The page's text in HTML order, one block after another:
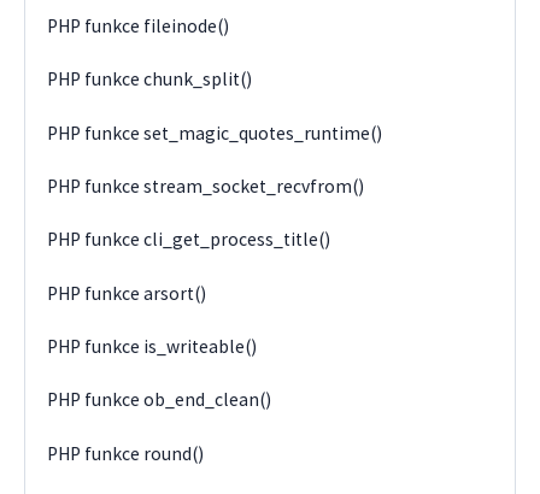
PHP funkce fileinode()
PHP funkce chunk_split()
PHP funkce set_magic_quotes_runtime()
PHP funkce stream_socket_recvfrom()
PHP funkce cli_get_process_title()
PHP funkce arsort()
PHP funkce is_writeable()
PHP funkce ob_end_clean()
PHP funkce round()